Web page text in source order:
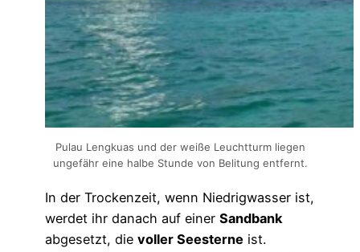
Pulau Lengkuas und der weiße Leuchtturm liegen
ungefähr eine halbe Stunde von Belitung entfernt.
In der Trockenzeit, wenn Niedrigwasser ist,
werdet ihr danach auf einer Sandbank
abgesetzt, die voller Seesterne ist.